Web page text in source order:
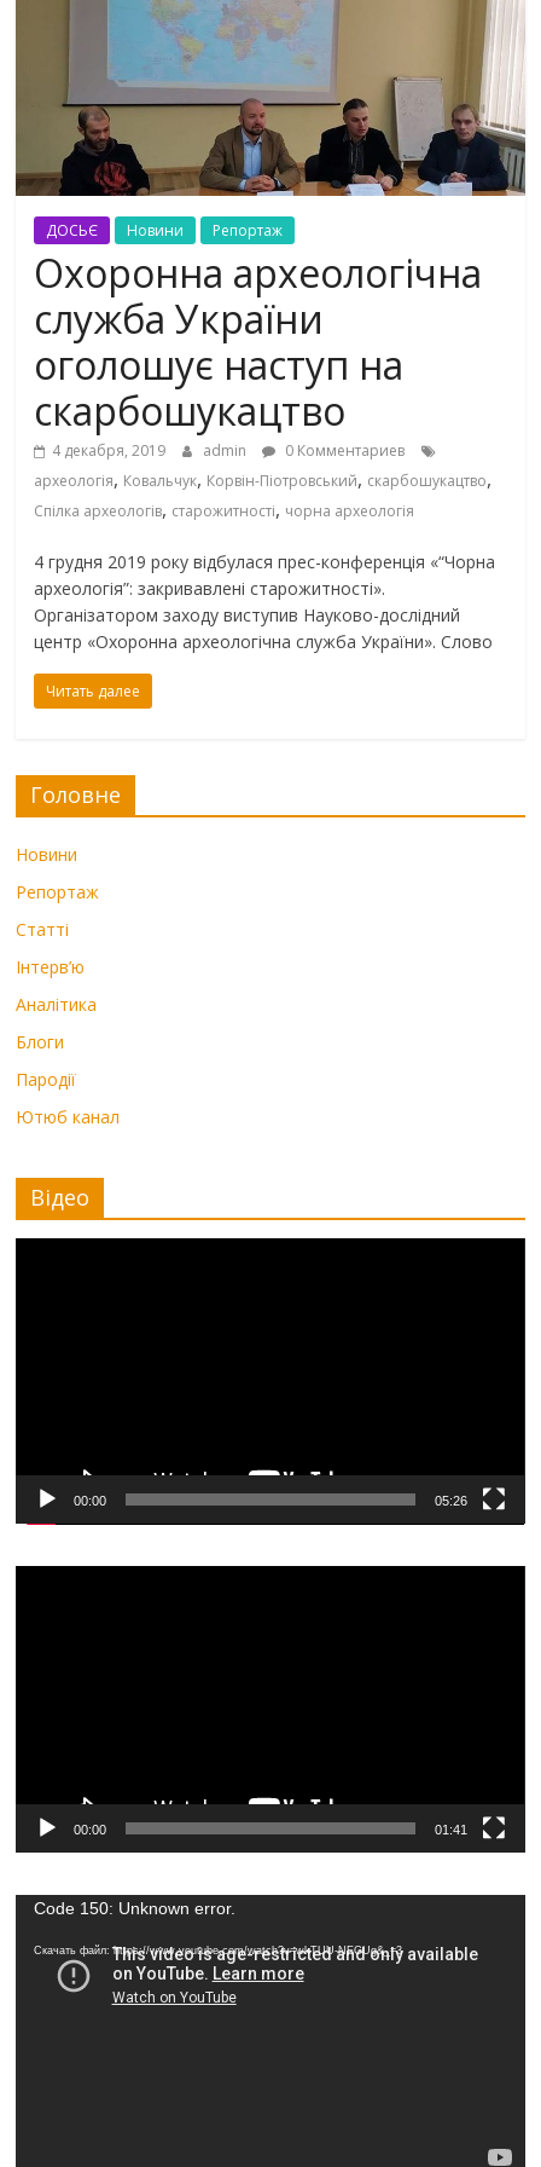
ДОСЬЄ Новини Репортаж
Охоронна археологічна
служба України
оголошує наступ на
скарбошукацтво
4 декабря, 2019 admin
0 Комментариев
археологія, Ковальчук, Корвін-Піотровський, скарбошукацтво,
Спілка археологів, старожитності, чорна археологія
4 грудня 2019 року відбулася прес-конференція «“Чорна
археологія”: закривавлені старожитності».
Організатором заходу виступив Науково-дослідний
центр «Охоронна археологічна служба України». Слово
Читать далее
Головне
Новини
Репортаж
Статті
Інтерв’ю
Аналітика
Блоги
Пародії
Ютюб канал
Відео
00:00 05:26
00:00 01:41
Видеоплеер
Code 150: Unknown error.
Скачать файл: https://www.youtube.com/watch?v=wkTUU-NEGUg&_=3